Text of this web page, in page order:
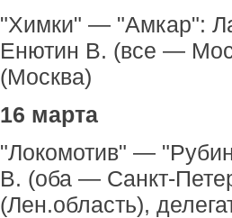
"Химки" — "Амкар":
Енютин В. (все —
(Москва)
16 марта
"Локомотив" —
В. (оба — Санкт-
(Лен.область),